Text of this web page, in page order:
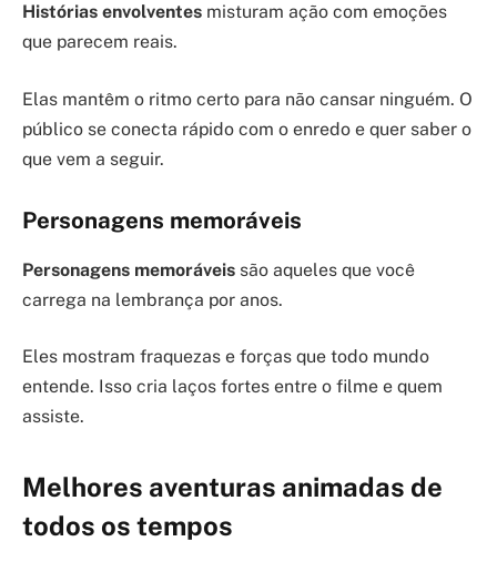
Histórias envolventes misturam ação com emoções
que parecem reais.
Elas mantêm o ritmo certo para não cansar ninguém. O
público se conecta rápido com o enredo e quer saber o
que vem a seguir.
Personagens memoráveis
Personagens memoráveis são aqueles que você
carrega na lembrança por anos.
Eles mostram fraquezas e forças que todo mundo
entende. Isso cria laços fortes entre o filme e quem
assiste.
Melhores aventuras animadas de
todos os tempos